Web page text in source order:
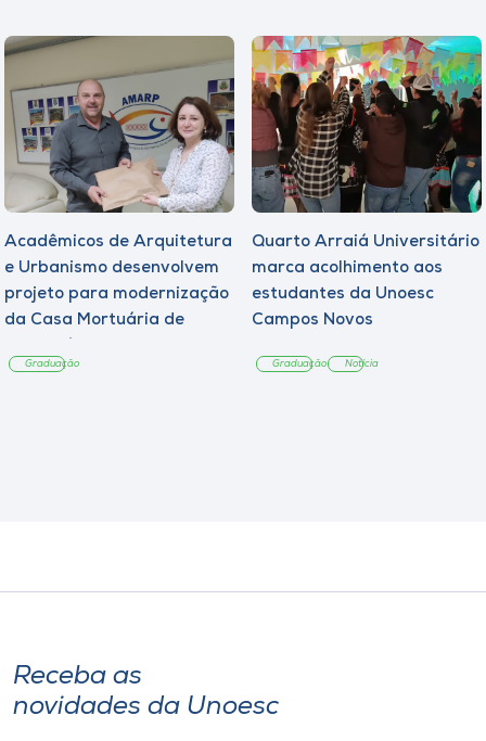
Acadêmicos de Arquitetura
e Urbanismo desenvolvem
projeto para modernização
da Casa Mortuária de
Graduação
Quarto Arraiá Universitário
marca acolhimento aos
estudantes da Unoesc
Campos Novos
Graduação Notícia
Receba as
novidades da Unoesc